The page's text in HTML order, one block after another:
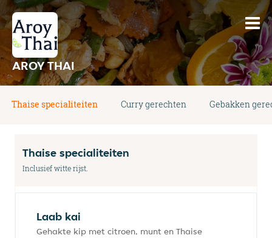
AROY THAI
Thaise specialiteiten Curry gerechten Gebakken
Thaise specialiteiten
Inclusief witte rijst.
Laab kai
Gehakte kip met citroen, munt en Thaise